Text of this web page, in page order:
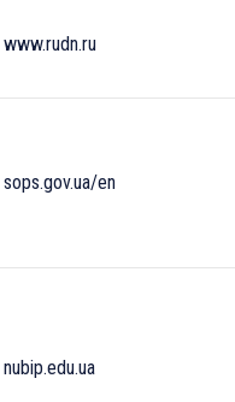
www.rudn.ru
sops.gov.ua/en
nubip.edu.ua